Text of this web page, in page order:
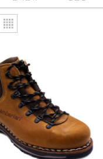
189,000원